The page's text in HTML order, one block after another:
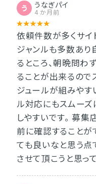
う うなぎパイ
4 か月前
依頼件数が多くサイ
ジャンルも多数あ
るところ、朝晩問わ
ることが出来るので
ジュールが組みやす
ル対応にもスムーズ
しやすいです。 募
前に確認することが
ても良いなと思う点
させて頂こうと思っ